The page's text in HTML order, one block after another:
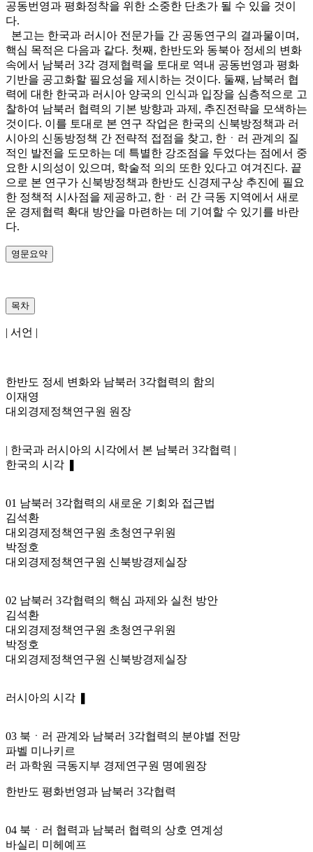
공동번영과 평화정착을 위한 소중한 단초가 될 수 있을 것이
다.
본고는 한국과 러시아 전문가들 간 공동연구의 결과물이며,
핵심 목적은 다음과 같다. 첫째, 한반도와 동북아 정세의 변화
속에서 남북러 3각 경제협력을 토대로 역내 공동번영과 평화
기반을 공고화할 필요성을 제시하는 것이다. 둘째, 남북러 협
력에 대한 한국과 러시아 양국의 인식과 입장을 심층적으로 고
찰하여 남북러 협력의 기본 방향과 과제, 추진전략을 모색하는
것이다. 이를 토대로 본 연구 작업은 한국의 신북방정책과 러
시아의 신동방정책 간 전략적 접점을 찾고, 한ㆍ러 관계의 질
적인 발전을 도모하는 데 특별한 강조점을 두었다는 점에서 중
요한 시의성이 있으며, 학술적 의의 또한 있다고 여겨진다. 끝
으로 본 연구가 신북방정책과 한반도 신경제구상 추진에 필요
한 정책적 시사점을 제공하고, 한ㆍ러 간 극동 지역에서 새로
운 경제협력 확대 방안을 마련하는 데 기여할 수 있기를 바란
다.
영문요약
목차
| 서언 |
한반도 정세 변화와 남북러 3각협력의 함의
이재영
대외경제정책연구원 원장
| 한국과 러시아의 시각에서 본 남북러 3각협력 |
한국의 시각 ❚
01 남북러 3각협력의 새로운 기회와 접근법
김석환
대외경제정책연구원 초청연구위원
박정호
대외경제정책연구원 신북방경제실장
02 남북러 3각협력의 핵심 과제와 실천 방안
김석환
대외경제정책연구원 초청연구위원
박정호
대외경제정책연구원 신북방경제실장
러시아의 시각 ❚
03 북ㆍ러 관계와 남북러 3각협력의 분야별 전망
파벨 미나키르
러 과학원 극동지부 경제연구원 명예원장
한반도 평화번영과 남북러 3각협력
04 북ㆍ러 협력과 남북러 협력의 상호 연계성
바실리 미헤예프